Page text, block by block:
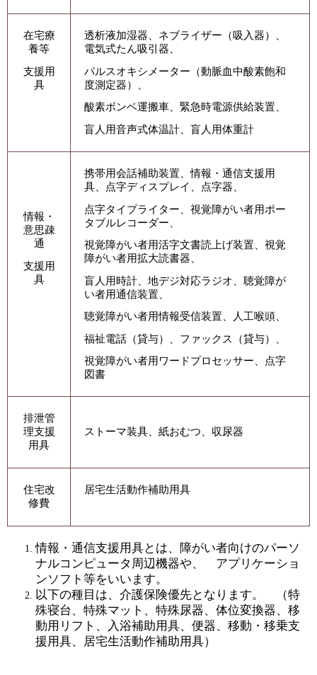
在宅療
養等
支援用
具
透析液加湿器、ネブライザー（吸入器）、
電気式たん吸引器、
パルスオキシメーター（動脈血中酸素飽和
度測定器）、
酸素ボンベ運搬車、緊急時電源供給装置、
盲人用音声式体温計、盲人用体重計
情報・
意思疎
通
支援用
具
携帯用会話補助装置、情報・通信支援用
具、点字ディスプレイ、点字器、
点字タイプライター、視覚障がい者用ポー
タブルレコーダー、
視覚障がい者用活字文書読上げ装置、視覚
障がい者用拡大読書器、
盲人用時計、地デジ対応ラジオ、聴覚障が
い者用通信装置、
聴覚障がい者用情報受信装置、人工喉頭、
福祉電話（貸与）、ファックス（貸与）、
視覚障がい者用ワードプロセッサー、点字
図書
排泄管
理支援
用具
ストーマ装具、紙おむつ、収尿器
住宅改
修費
居宅生活動作補助用具
情報・通信支援用具とは、障がい者向けのパーソ
ナルコンピュータ周辺機器や、 アプリケーショ
ンソフト等をいいます。
以下の種目は、介護保険優先となります。 （特
殊寝台、特殊マット、特殊尿器、体位変換器、移
動用リフト、入浴補助用具、便器、移動・移乗支
援用具、居宅生活動作補助用具）